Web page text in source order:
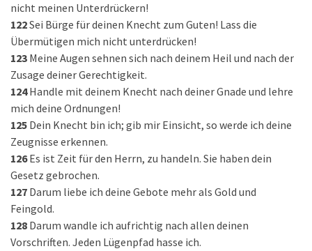
nicht meinen Unterdrückern!
122Sei Bürge für deinen Knecht zum Guten! Lass die
Übermütigen mich nicht unterdrücken!
123 Meine Augen sehnen sich nach deinem Heil und nach der
Zusage deiner Gerechtigkeit.
124 Handle mit deinem Knecht nach deiner Gnade und lehre
mich deine Ordnungen!
125 Dein Knecht bin ich; gib mir Einsicht, so werde ich deine
Zeugnisse erkennen.
126 Es ist Zeit für den Herrn, zu handeln. Sie haben dein
Gesetz gebrochen.
127 Darum liebe ich deine Gebote mehr als Gold und
Feingold.
128 Darum wandle ich aufrichtig nach allen deinen
Vorschriften. Jeden Lügenpfad hasse ich.